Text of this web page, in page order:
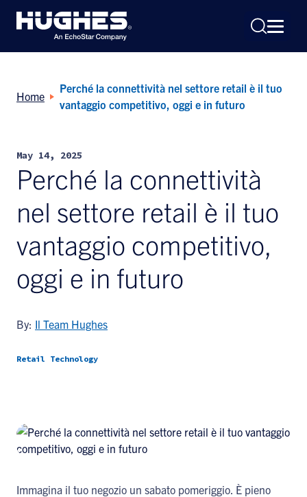
for:
Home
Perché la connettività nel settore retail è il tuo
vantaggio competitivo, oggi e in futuro
May 14, 2025
Perché la connettività
nel settore retail è il tuo
vantaggio competitivo,
oggi e in futuro
By: Il Team Hughes
Retail Technology
Immagina il tuo negozio un sabato pomeriggio. È pieno